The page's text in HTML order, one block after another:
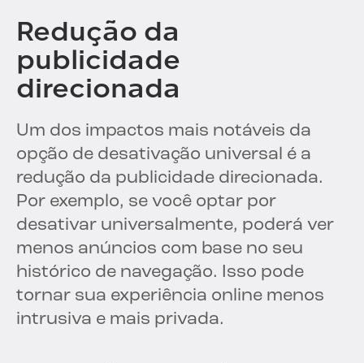
Redução da
publicidade
direcionada
Um dos impactos mais notáveis da
opção de desativação universal é a
redução da publicidade direcionada.
Por exemplo, se você optar por
desativar universalmente, poderá ver
menos anúncios com base no seu
histórico de navegação. Isso pode
tornar sua experiência online menos
intrusiva e mais privada.